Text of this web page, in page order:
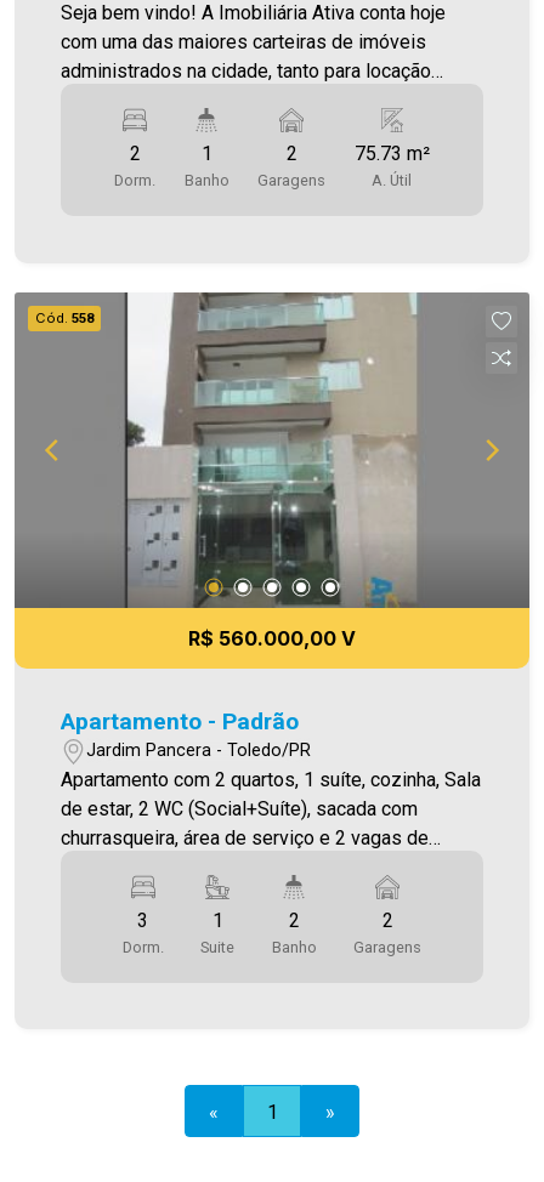
Seja bem vindo! A Imobiliária Ativa conta hoje
com uma das maiores carteiras de imóveis
administrados na cidade, tanto para locação
opções! Apartamento Localizado em área nobre
no Jardim Pancera. O Imóvel conta com: - Sala de
Estar - Cozinha - 02 Quartos - WC social - Área
hora de encontrar o seu novo lar É AGORA!
Imobiliária Ativa, sinta-se em casa! `As
informações aqui prestadas são verdadeiras,
todavia, reservamo-nos o direito de corrigir
qualquer erro de digitação e ou ortografia, bem
como alteração dos preços e imagens. Fotos
meramente ilustrativas`
2
Dorm.
1
Banho
2
Garagens
75.73 m²
A. Útil
Cód. 558
R$ 560.000,00 V
Apartamento - Padrão
Jardim Pancera - Toledo/PR
Apartamento com 2 quartos, 1 suíte, cozinha, Sala
de estar, 2 WC (Social+Suíte), sacada com
churrasqueira, área de serviço e 2 vagas de
3
Dorm.
1
Suite
2
Banho
2
Garagens
« 1 »